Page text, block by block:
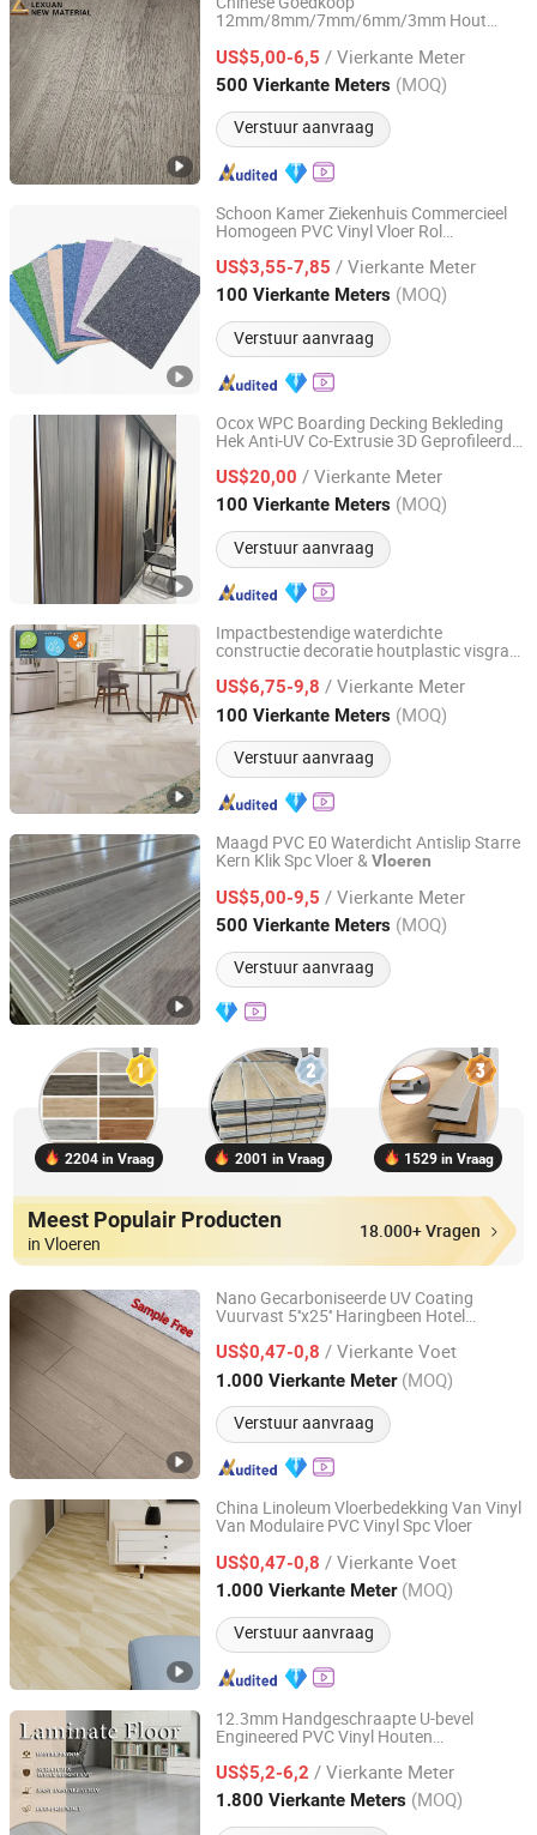
12mm/8mm/7mm/6mm/3mm Hout
Achterlijm Vinyl Parket Tegel
Lvt/Spc/PVC/Laminaat Vloer
US$5,00-6,5 / Vierkante Meter
500 Vierkante Meters (MOQ)
Verstuur aanvraag
Changzhou Lexuan New Material Technology Co., Ltd.
Jiangsu, China Sinds 2007
Schoon Kamer Ziekenhuis Commercieel
Homogeen PVC Vinyl Vloer Rol
US$3,55-7,85 / Vierkante Meter
100 Vierkante Meters (MOQ)
Verstuur aanvraag
Sunjoy Material Technology Co., Ltd.
Jiangsu, China Sinds 2023
Ocox WPC Boarding Decking Bekleding
Hek Anti-UV Co-Extrusie 3D Geprofileerd
Hekwerk Terras Vloer
US$20,00 / Vierkante Meter
100 Vierkante Meters (MOQ)
Verstuur aanvraag
OCOX Composite Materials Co., Ltd.
Zhejiang, China Sinds 2009
Impactbestendige waterdichte
constructie decoratie houtplastic visgraat
plankvloerenvoor kantoor hotel
US$6,75-9,8 / Vierkante Meter
100 Vierkante Meters (MOQ)
Verstuur aanvraag
Changzhou Richwood Decorative Material Co., Ltd.
Jiangsu, China Sinds 2016
Maagd PVC E0 Waterdicht Antislip Starre
Kern Klik Spc Vloer &Vloeren
US$5,00-9,5 / Vierkante Meter
500 Vierkante Meters (MOQ)
Verstuur aanvraag
Jordan New Material (Changzhou) Co., Ltd.
Jiangsu, China Sinds 2025
2204 in Vraag 2001 in Vraag 1529 in Vraag
Meest Populair Producten
in Vloeren
18.000+ Vragen
Nano Gecarboniseerde UV Coating
Vuurvast 5''x25'' Haringbeen Hotel
US$0,47-0,8 / Vierkante Voet
1.000 Vierkante Meter (MOQ)
Verstuur aanvraag
Hangzhou Flysnow New Material Co., Ltd
Zhejiang, China Sinds 2025
China Linoleum Vloerbedekking Van Vinyl
Van Modulaire PVC Vinyl Spc Vloer
US$0,47-0,8 / Vierkante Voet
1.000 Vierkante Meter (MOQ)
Verstuur aanvraag
Hangzhou Flysnow New Material Co., Ltd
Zhejiang, China Sinds 2025
12.3mm Handgeschraapte U-bevel
Engineered PVC Vinyl Houten
US$5,2-6,2 / Vierkante Meter
1.800 Vierkante Meters (MOQ)
Changzhou Richwood Decorative Material Co., Ltd.
Jiangsu, China Sinds 2016